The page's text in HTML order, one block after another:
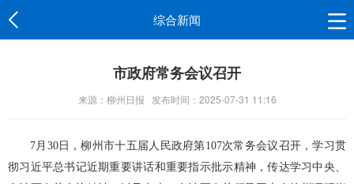
综合新闻
市政府常务会议召开
来源：柳州日报 发布时间：2025-07-31 11:16
7月30日，柳州市十五届人民政府第107次常务会议召开，学习贯
彻习近平总书记近期重要讲话和重要指示批示精神，传达学习中央、